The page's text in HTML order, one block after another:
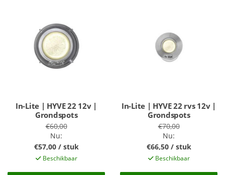
In-Lite | HYVE 22 12v |
Grondspots
€60,00
Nu:
€57,00 / stuk
Beschikbaar
In-Lite | HYVE 22 rvs 12v |
Grondspots
€70,00
Nu:
€66,50 / stuk
Beschikbaar